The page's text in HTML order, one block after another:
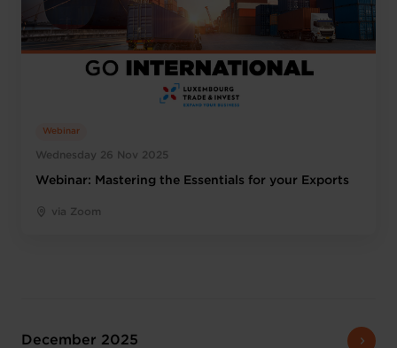
Wednesday 26 Nov 2025
Webinar
Webinar: Mastering the Essentials for your Exports
via Zoom
December 2025